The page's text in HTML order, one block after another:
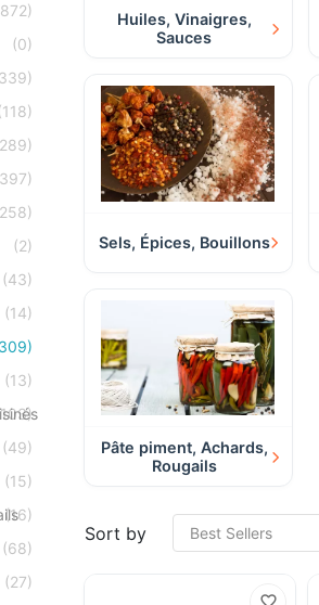
(0)
(2)
(43)
(14)
(13)
(49)
(15)
(16)
(68)
(27)
Huiles, Vinaigres,
Sauces
Sels, Épices, Bouillons
Pâte piment, Achards,
Rougails
Sort by